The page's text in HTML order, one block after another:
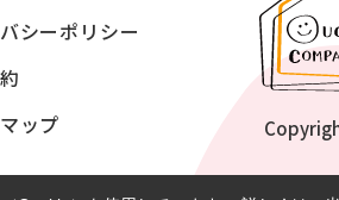
シーポリシー
ップ